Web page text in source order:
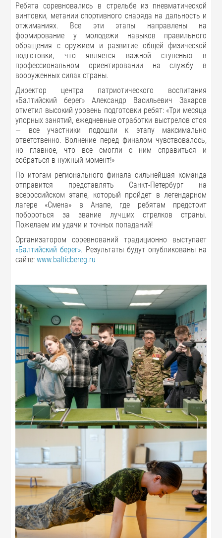
Ребята соревновались в стрельбе из пневматической
винтовки, метании спортивного снаряда на дальность и
отжиманиях. Все эти этапы направлены на
формирование у молодежи навыков правильного
обращения с оружием и развитие общей физической
подготовки, что является важной ступенью в
профессиональном ориентировании на службу в
вооруженных силах страны.
Директор центра патриотического воспитания
«Балтийский берег» Александр Васильевич Захаров
отметил высокий уровень подготовки ребят: «Три месяца
упорных занятий, ежедневные отработки выстрелов стоя
— все участники подошли к этапу максимально
ответственно. Волнение перед финалом чувствовалось,
но главное, что все смогли с ним справиться и
собраться в нужный момент!»
По итогам регионального финала сильнейшая команда
отправится представлять Санкт-Петербург на
всероссийском этапе, который пройдет в легендарном
лагере «Смена» в Анапе, где ребятам предстоит
побороться за звание лучших стрелков страны.
Пожелаем им удачи и точных попаданий!
Организатором соревнований традиционно выступает
«Балтийский берег». Результаты будут опубликованы на
сайте: www.balticbereg.ru